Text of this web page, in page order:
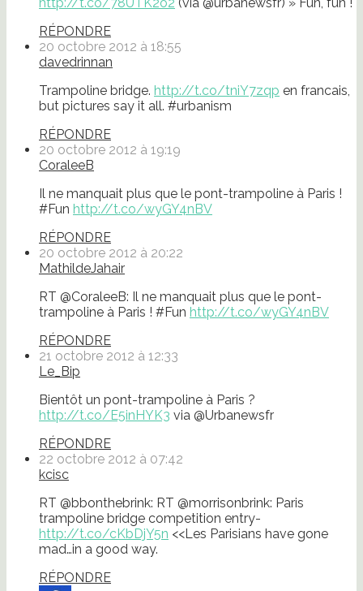
RÉPONDRE
20 octobre 2012 à 18:55
davedrinnan
Trampoline bridge. http://t.co/tniY7zqp en francais,
but pictures say it all. #urbanism
RÉPONDRE
20 octobre 2012 à 19:19
CoraleeB
Il ne manquait plus que le pont-trampoline à Paris !
#Fun http://t.co/wyGY4nBV
RÉPONDRE
20 octobre 2012 à 20:22
MathildeJahair
RT @CoraleeB: Il ne manquait plus que le pont-
trampoline à Paris ! #Fun http://t.co/wyGY4nBV
RÉPONDRE
21 octobre 2012 à 12:33
Le_Bip
Bientôt un pont-trampoline à Paris ?
http://t.co/E5inHYK3 via @Urbanewsfr
RÉPONDRE
22 octobre 2012 à 07:42
kcisc
RT @bbonthebrink: RT @morrisonbrink: Paris
trampoline bridge competition entry-
http://t.co/cKbDjY5n <<Les Parisians have gone
mad…in a good way.
RÉPONDRE